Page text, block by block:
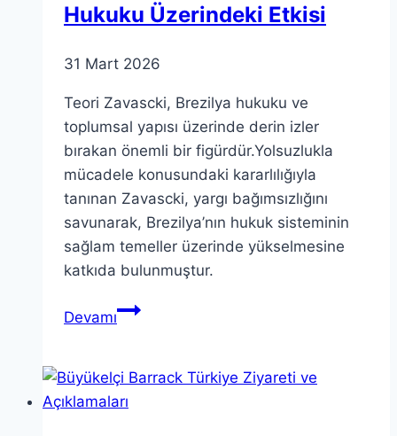
Hukuku Üzerindeki Etkisi
31 Mart 2026
Teori Zavascki, Brezilya hukuku ve
toplumsal yapısı üzerinde derin izler
bırakan önemli bir figürdür.Yolsuzlukla
mücadele konusundaki kararlılığıyla
tanınan Zavascki, yargı bağımsızlığını
savunarak, Brezilya’nın hukuk sisteminin
sağlam temeller üzerinde yükselmesine
katkıda bulunmuştur.
DevamıTeori
Hukuku
Üzerindeki